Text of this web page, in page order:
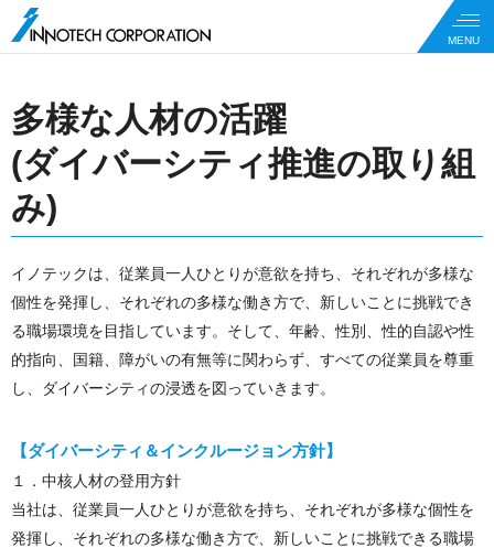
多様な人材の活躍
(ダイバーシティ推進の取り組
み)
イノテックは、従業員一人ひとりが意欲を持ち、それぞれが多様な
個性を発揮し、それぞれの多様な働き方で、新しいことに挑戦でき
る職場環境を目指しています。そして、年齢、性別、性的自認や性
的指向、国籍、障がいの有無等に関わらず、すべての従業員を尊重
し、ダイバーシティの浸透を図っていきます。
【ダイバーシティ＆インクルージョン方針】
１．中核人材の登用方針
当社は、従業員一人ひとりが意欲を持ち、それぞれが多様な個性を
発揮し、それぞれの多様な働き方で、新しいことに挑戦できる職場